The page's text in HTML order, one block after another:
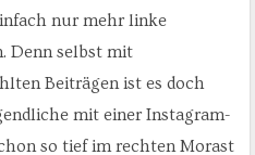
nur mehr linke
Denn selbst mit
Beiträgen ist es doch
mit einer Instagram-
so tief im rechten Morast